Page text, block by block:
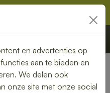
Offerte Bestellen
en advertenties op
aan te bieden en
We delen ook
onze site met onze social